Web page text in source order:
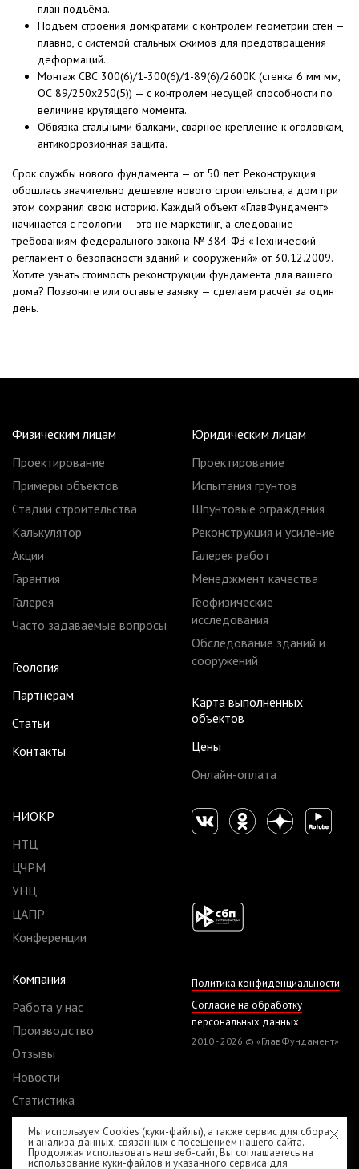
Мы используем Cookies (куки-файлы), а также сервис для сбора
и анализа данных, связанных с посещением нашего сайта.
Продолжая использовать наш веб-сайт, Вы соглашаетесь на
использование куки-файлов и указанного сервиса для
план подъёма.
Подъём строения домкратами с контролем геометрии стен —
плавно, с системой стальных сжимов для предотвращения
деформаций.
Монтаж СВС 300(6)/1-300(6)/1-89(6)/2600К (стенка 6 мм мм,
ОС 89/250х250(5)) — с контролем несущей способности по
величине крутящего момента.
Обвязка стальными балками, сварное крепление к оголовкам,
антикоррозионная защита.
Срок службы нового фундамента — от 50 лет. Реконструкция
обошлась значительно дешевле нового строительства, а дом при
этом сохранил свою историю. Каждый объект «ГлавФундамент»
начинается с геологии — это не маркетинг, а следование
требованиям федерального закона № 384-ФЗ «Технический
регламент о безопасности зданий и сооружений» от 30.12.2009.
Хотите узнать стоимость реконструкции фундамента для вашего
дома? Позвоните или оставьте заявку — сделаем расчёт за один
день.
Физическим лицам
Проектирование
Примеры объектов
Стадии строительства
Калькулятор
Акции
Гарантия
Галерея
Часто задаваемые вопросы
Геология
Партнерам
Статьи
Контакты
Юридическим лицам
Проектирование
Испытания грунтов
Шпунтовые ограждения
Реконструкция и усиление
Галерея работ
Менеджмент качества
Геофизические
исследования
Обследование зданий и
сооружений
Карта выполненных
объектов
Цены
Онлайн-оплата
НИОКР
НТЦ
ЦЧРМ
УНЦ
ЦАПР
Конференции
Компания
Работа у нас
Производство
Отзывы
Новости
Статистика
Реквизиты
Договоры
Политика конфиденциальности
Согласие на обработку
персональных данных
2010 - 2026 © «ГлавФундамент»